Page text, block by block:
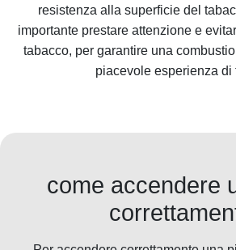
resistenza alla superficie del
importante prestare attenzione e
tabacco, per garantire una
piacevole esperienza di
come accendere